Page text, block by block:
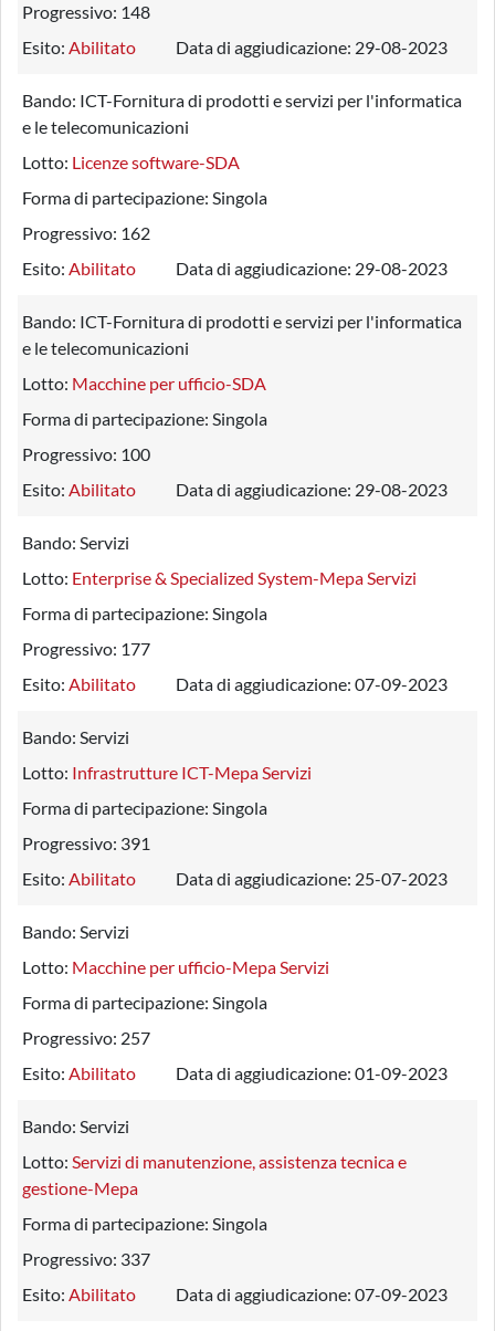
Progressivo: 148
Esito: Abilitato Data di aggiudicazione: 29-08-2023
Bando: ICT-Fornitura di prodotti e servizi per l'informatica
e le telecomunicazioni
Lotto: Licenze software-SDA
Forma di partecipazione: Singola
Progressivo: 162
Esito: Abilitato Data di aggiudicazione: 29-08-2023
Bando: ICT-Fornitura di prodotti e servizi per l'informatica
e le telecomunicazioni
Lotto: Macchine per ufficio-SDA
Forma di partecipazione: Singola
Progressivo: 100
Esito: Abilitato Data di aggiudicazione: 29-08-2023
Bando: Servizi
Lotto: Enterprise & Specialized System-Mepa Servizi
Forma di partecipazione: Singola
Progressivo: 177
Esito: Abilitato Data di aggiudicazione: 07-09-2023
Bando: Servizi
Lotto: Infrastrutture ICT-Mepa Servizi
Forma di partecipazione: Singola
Progressivo: 391
Esito: Abilitato Data di aggiudicazione: 25-07-2023
Bando: Servizi
Lotto: Macchine per ufficio-Mepa Servizi
Forma di partecipazione: Singola
Progressivo: 257
Esito: Abilitato Data di aggiudicazione: 01-09-2023
Bando: Servizi
Lotto: Servizi di manutenzione, assistenza tecnica e
gestione-Mepa
Forma di partecipazione: Singola
Progressivo: 337
Esito: Abilitato Data di aggiudicazione: 07-09-2023